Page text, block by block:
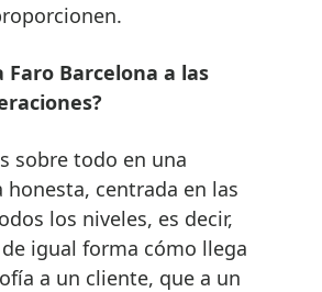
Faro Barcelona a las
sobre todo en una
honesta, centrada en las
los niveles, es decir,
igual forma cómo llega
a un cliente, que a un